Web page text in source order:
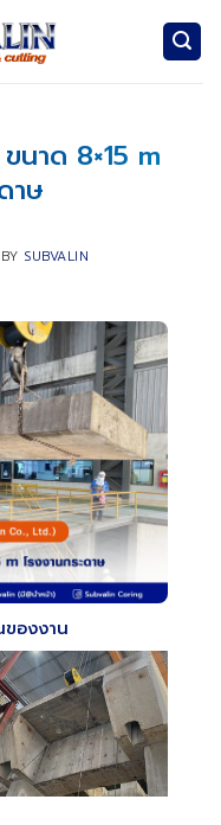
นาด 8×15 m
าษ
BY SUBVALIN
องงาน